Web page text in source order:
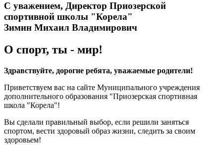
С уважением, Директор Приозерской
спортивной школы "Корела"
Зимин Михаил Владимирович
О спорт, ты - мир!
Здравствуйте, дорогие ребята, уважаемые родители!
Приветствуем вас на сайте Муниципального учреждения
дополнительного образования "Приозерская спортивная
школа "Корела"!
Вы сделали правильный выбор, если решили заняться
спортом, вести здоровый образ жизни, следить за своим
здоровьем!